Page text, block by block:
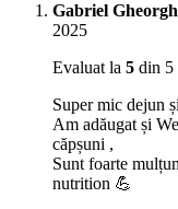
Gabriel
2025
Evaluat la 5 din 5
Super mic dejun
Am adăugat și
căpșuni ,
Sunt foarte
nutrition 💪